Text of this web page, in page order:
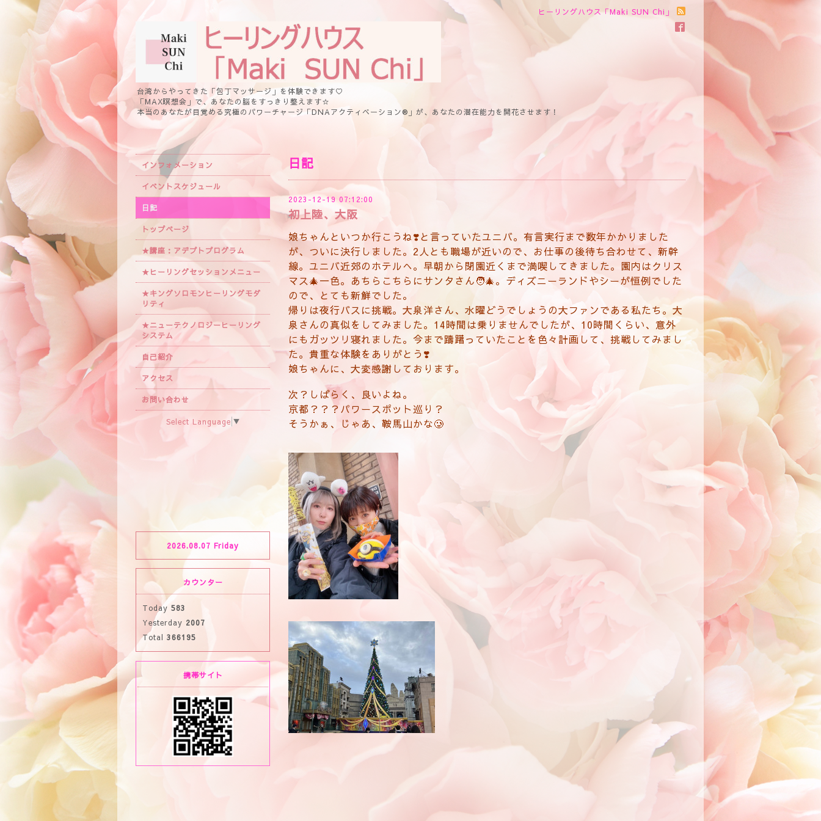
ヒーリングハウス「Maki SUN Chi」
台湾からやってきた「包丁マッサージ」を体験できます♡
「MAX瞑想会」で、あなたの脳をすっきり整えます☆
本当のあなたが目覚める究極のパワーチャージ「DNAアクティベーション®」が、あなたの潜在能力を開花させます！
日記
2023-12-19 07:12:00
初上陸、大阪
娘ちゃんといつか行こうね❣️と言っていたユニバ。有言実行まで数年かかりました
が、ついに決行しました。2人とも職場が近いので、お仕事の後待ち合わせて、新幹
線。ユニバ近郊のホテルへ。早朝から閉園近くまで満喫してきました。園内はクリス
マス🎄一色。あちらこちらにサンタさん🧑‍🎄。ディズニーランドやシーが恒例でした
ので、とても新鮮でした。
帰りは夜行バスに挑戦。大泉洋さん、水曜どうでしょうの大ファンである私たち。大
泉さんの真似をしてみました。14時間は乗りませんでしたが、10時間くらい、意外
にもガッツリ寝れました。今まで躊躇っていたことを色々計画して、挑戦してみまし
た。貴重な体験をありがとう❣️
娘ちゃんに、大変感謝しております。
次？しばらく、良いよね。
京都？？？パワースポット巡り？
そうかぁ、じゃあ、鞍馬山かな🥲
インフォメーション
イベントスケジュール
日記
トップページ
★講座：アデプトプログラム
★ヒーリングセッションメニュー
★キングソロモンヒーリングモダ
リティ
★ニューテクノロジーヒーリング
システム
自己紹介
アクセス
お問い合わせ
Select Language ▼
2026.08.07 Friday
カウンター
Today 583
Yesterday 2007
Total 366195
携帯サイト